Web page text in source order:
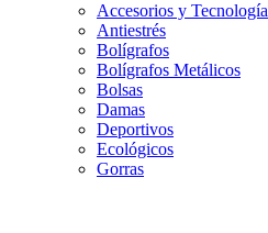
Accesorios y Tecnología
Antiestrés
Bolígrafos
Bolígrafos Metálicos
Bolsas
Damas
Deportivos
Ecológicos
Gorras